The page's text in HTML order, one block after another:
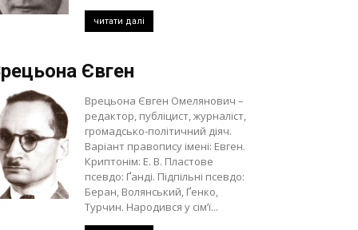
читати далі
Євген
Врецьона Євген Омелянович –
редактор, публіцист, журналіст,
громадсько-політичний діяч.
Варіант правопису імені: Евген.
Криптонім: Е. В. Пластове
псевдо: Ґанді. Підпільні псевдо:
Беран, Волянський, Ґенко,
Турчин. Народився у сім’ї...